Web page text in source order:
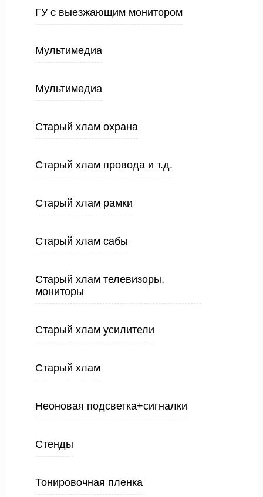
ГУ с выезжающим монитором
Мультимедиа
Мультимедиа
Старый хлам охрана
Старый хлам провода и т.д.
Старый хлам рамки
Старый хлам сабы
Старый хлам телевизоры,
мониторы
Старый хлам усилители
Старый хлам
Неоновая подсветка+сигналки
Стенды
Тонировочная пленка